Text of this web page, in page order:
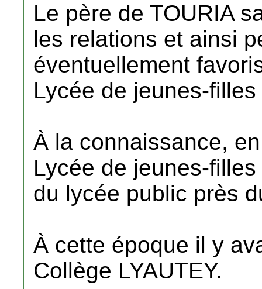
Le père de TOURIA
les relations et ainsi
éventuellement
Lycée de jeunes-
À la connaissance,
Lycée de jeunes-
du lycée public près
À cette époque il y
Collège LYAUTEY.